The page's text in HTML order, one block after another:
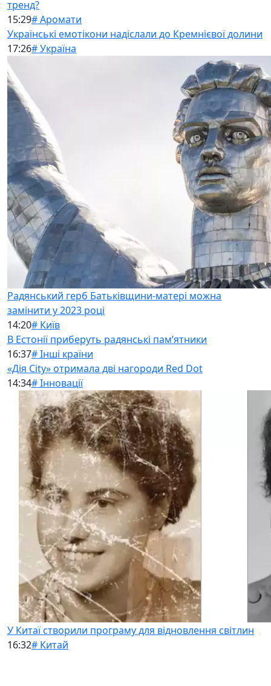
тренд?
15:29# Аромати
Українські емотікони надіслали до Кремнієвої долини
17:26# Україна
Радянський герб Батьківщини-матері можна
замінити у 2023 році
14:20# Київ
В Естонії приберуть радянські памʼятники
16:37# Інші країни
«Дія City» отримала дві нагороди Red Dot
14:34# Інновації
У Китаї створили програму для відновлення світлин
16:32# Китай